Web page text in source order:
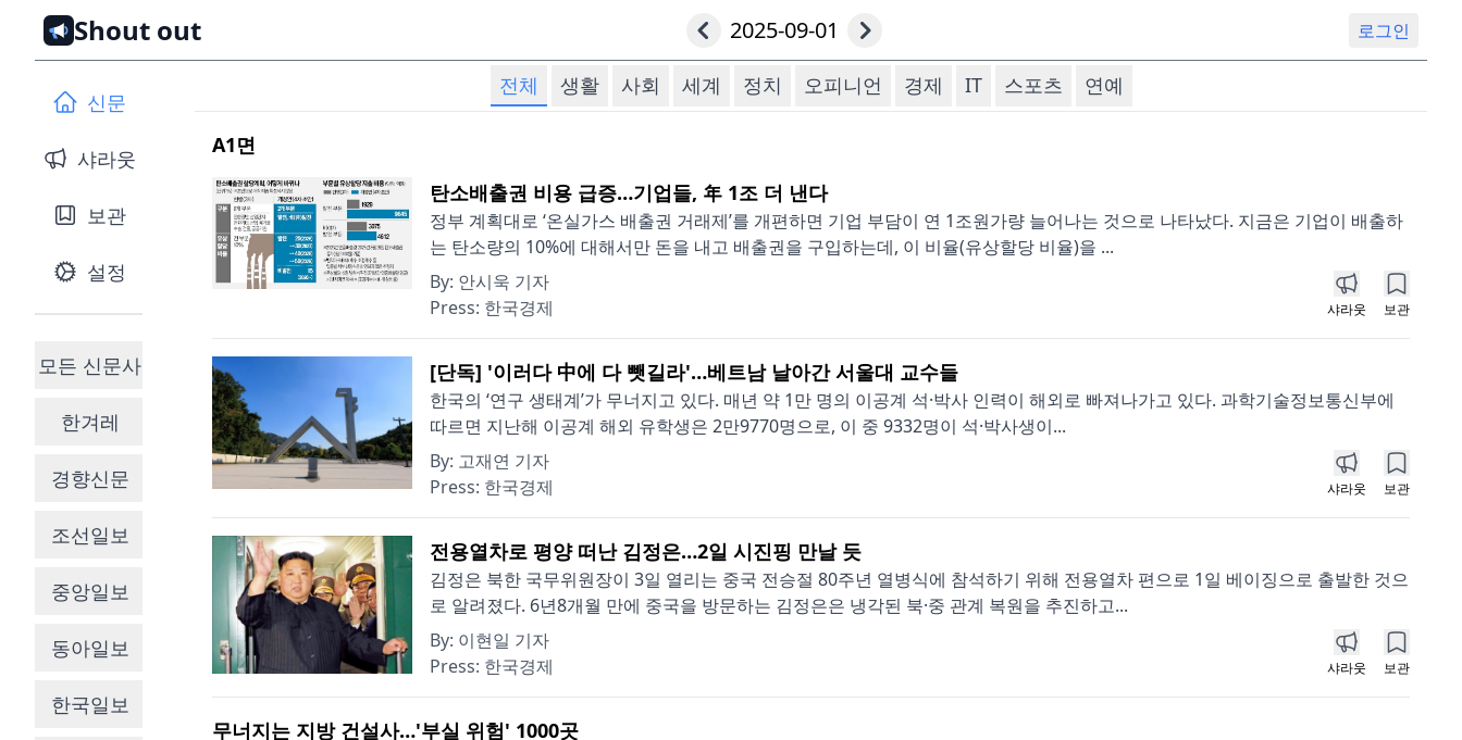
Shout out 2025-09-01 로그인
신문
샤라웃
보관
설정
모든 신문사
한겨레
경향신문
조선일보
중앙일보
동아일보
한국일보
전체 생활 사회 세계 정치 오피니언 경제 IT 스포츠 연예
A1면
탄소배출권 비용 급증…기업들, 年 1조 더 낸다
정부 계획대로 ‘온실가스 배출권 거래제’를 개편하면 기업 부담이 연 1조원가량 늘어나는 것으로 나타났다. 지금은 기업이 배출하
는 탄소량의 10%에 대해서만 돈을 내고 배출권을 구입하는데, 이 비율(유상할당 비율)을 ...
By: 안시욱 기자
Press: 한국경제 샤라웃 보관
[단독] '이러다 中에 다 뺏길라'…베트남 날아간 서울대 교수들
한국의 ‘연구 생태계’가 무너지고 있다. 매년 약 1만 명의 이공계 석·박사 인력이 해외로 빠져나가고 있다. 과학기술정보통신부에
따르면 지난해 이공계 해외 유학생은 2만9770명으로, 이 중 9332명이 석·박사생이...
By: 고재연 기자
Press: 한국경제 샤라웃 보관
전용열차로 평양 떠난 김정은…2일 시진핑 만날 듯
김정은 북한 국무위원장이 3일 열리는 중국 전승절 80주년 열병식에 참석하기 위해 전용열차 편으로 1일 베이징으로 출발한 것으
로 알려졌다. 6년8개월 만에 중국을 방문하는 김정은은 냉각된 북·중 관계 복원을 추진하고...
By: 이현일 기자
Press: 한국경제 샤라웃 보관
무너지는 지방 건설사…'부실 위험' 1000곳